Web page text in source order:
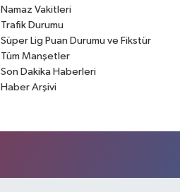
Namaz Vakitleri
Trafik Durumu
Süper Lig Puan Durumu ve Fikstür
Tüm Manşetler
Son Dakika Haberleri
Haber Arşivi